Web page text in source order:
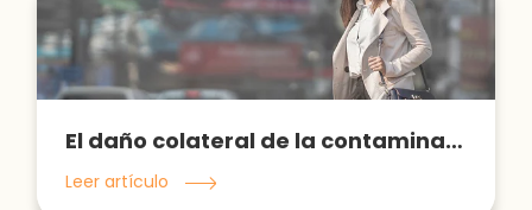
El daño colateral de la contaminación del aire
Leer artículo